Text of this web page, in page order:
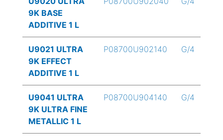
9K BASE
ADDITIVE 1 L
U9021 ULTRA
9K EFFECT
ADDITIVE 1 L
P08700U902140 G/4
U9041 ULTRA
9K ULTRA FINE
METALLIC 1 L
P08700U904140 G/4